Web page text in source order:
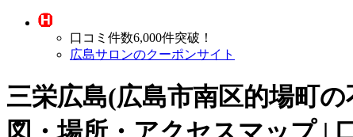
口コミ件数6,000件突破！
広島サロンのクーポンサイト
三栄広島(広島市南区的場町の